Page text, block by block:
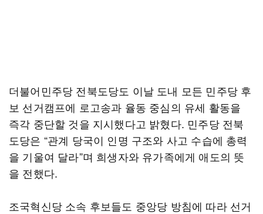
더불어민주당 전북도당도 이날 도내 모든 민주당 후
보 선거캠프에 로고송과 율동 중심의 유세 활동을
즉각 중단할 것을 지시했다고 밝혔다. 민주당 전북
도당은 “관계 당국이 인명 구조와 사고 수습에 총력
을 기울여 달라”며 희생자와 유가족에게 애도의 뜻
을 전했다.
조국혁신당 소속 후보들도 중앙당 방침에 따라 선거